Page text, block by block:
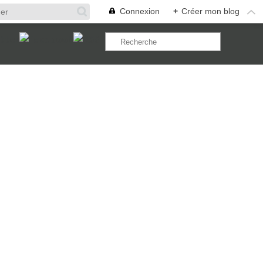
Connexion + Créer mon blog